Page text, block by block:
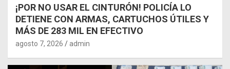
¡POR NO USAR EL CINTURÓN! POLICÍA LO
DETIENE CON ARMAS, CARTUCHOS ÚTILES Y
MÁS DE 283 MIL EN EFECTIVO
agosto 7, 2026 admin